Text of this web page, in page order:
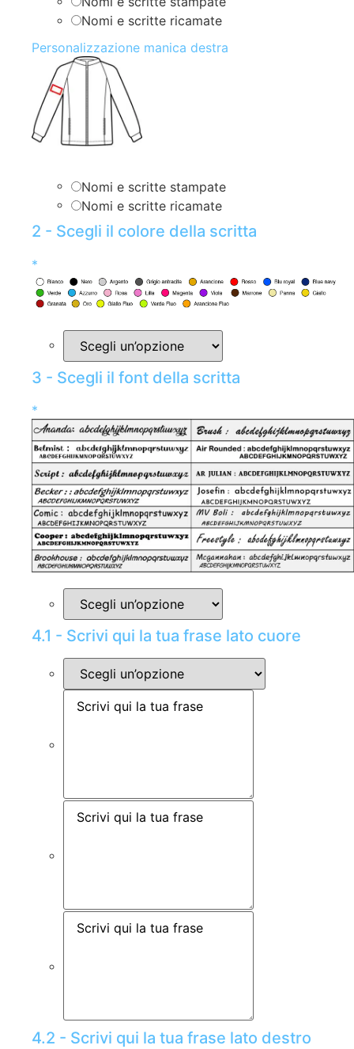
Nomi e scritte ricamate
Personalizzazione manica destra
Nomi e scritte stampate
Nomi e scritte ricamate
2 - Scegli il colore della scritta
*
3 - Scegli il font della scritta
*
4.1 - Scrivi qui la tua frase lato cuore
4.2 - Scrivi qui la tua frase lato destro